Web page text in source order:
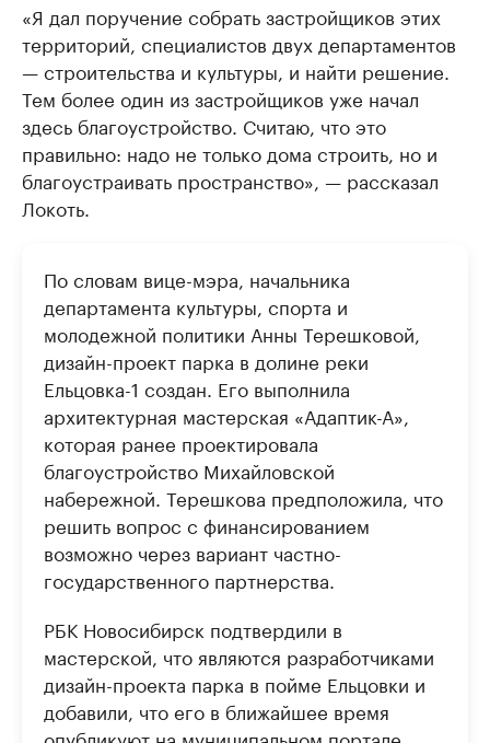
«Я дал поручение собрать застройщиков этих
территорий, специалистов двух департаментов
— строительства и культуры, и найти решение.
Тем более один из застройщиков уже начал
здесь благоустройство. Считаю, что это
правильно: надо не только дома строить, но и
благоустраивать пространство», — рассказал
Локоть.
По словам вице-мэра, начальника
департамента культуры, спорта и
молодежной политики Анны Терешковой,
дизайн-проект парка в долине реки
Ельцовка-1 создан. Его выполнила
архитектурная мастерская «Адаптик-А»,
которая ранее проектировала
благоустройство Михайловской
набережной. Терешкова предположила, что
решить вопрос с финансированием
возможно через вариант частно-
государственного партнерства.
РБК Новосибирск подтвердили в
мастерской, что являются разработчиками
дизайн-проекта парка в пойме Ельцовки и
добавили, что его в ближайшее время